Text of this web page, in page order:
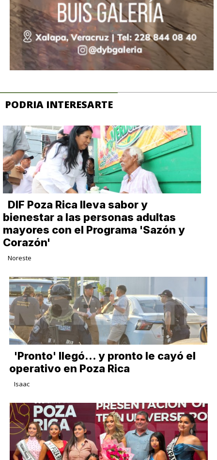
PODRIA INTERESARTE
DIF Poza Rica lleva sabor y
bienestar a las personas adultas
mayores con el Programa 'Sazón y
Corazón'
Noreste
'Pronto' llegó... y pronto le cayó el
operativo en Poza Rica
Isaac